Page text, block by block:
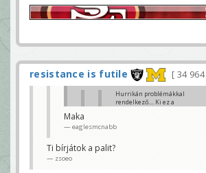
resistance is futile 34 964
Hurrikán problémákkal
rendelkező.... Ki ez a
eaglesmcnabb
Maka
eaglesmcnabb
Ti bírjátok a palit?
zsoeo